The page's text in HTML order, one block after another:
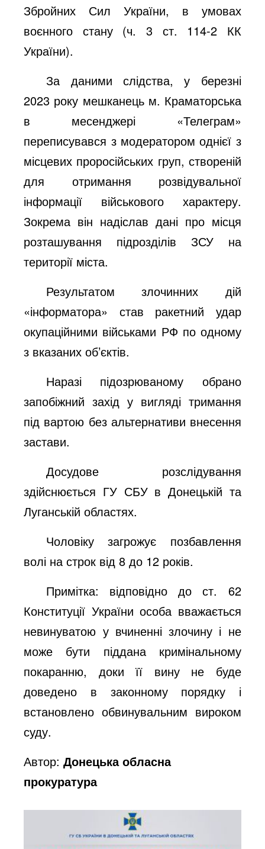
Збройних Сил України, в умовах
воєнного стану (ч. 3 ст. 114-2 КК
України).
За даними слідства, у березні
2023 року мешканець м. Краматорська
в месенджері «Телеграм»
переписувався з модератором однієї з
місцевих проросійських груп, створеній
для отримання розвідувальної
інформації військового характеру.
Зокрема він надіслав дані про місця
розташування підрозділів ЗСУ на
території міста.
Результатом злочинних дій
«інформатора» став ракетний удар
окупаційними військами РФ по одному
з вказаних об’єктів.
Наразі підозрюваному обрано
запобіжний захід у вигляді тримання
під вартою без альтернативи внесення
застави.
Досудове розслідування
здійснюється ГУ СБУ в Донецькій та
Луганській областях.
Чоловікузагрожує позбавлення
волі на строк від 8 до 12 років.
Примітка: відповідно до ст. 62
Конституції України особа вважається
невинуватою у вчиненні злочину і не
може бути піддана кримінальному
покаранню, доки її вину не буде
доведено в законному порядку і
встановлено обвинувальним вироком
суду.
Автор:Донецька обласна
прокуратура